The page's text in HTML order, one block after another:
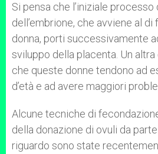
Si pensa che l’iniziale processo
dell’embrione, che avviene al
donna, porti successivamente
sviluppo della placenta. Un
che queste donne tendono ad
d’età e ad avere maggiori
Alcune tecniche di
della donazione di ovuli da
riguardo sono state